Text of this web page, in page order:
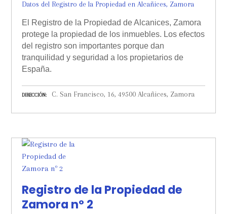
Datos del Registro de la Propiedad en Alcañices, Zamora
El Registro de la Propiedad de Alcanices, Zamora
protege la propiedad de los inmuebles. Los efectos
del registro son importantes porque dan
tranquilidad y seguridad a los propietarios de
España.
DIRECCIÓN C. San Francisco, 16, 49500 Alcañices, Zamora
Registro de la Propiedad de
Zamora nº 2